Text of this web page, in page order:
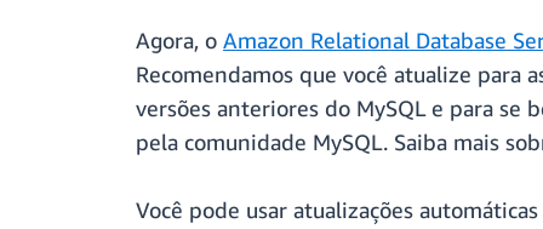
Agora, o Amazon Relational Database
Recomendamos que você atualize para
versões anteriores do MySQL e para se
pela comunidade MySQL. Saiba mais
Você pode usar atualizações